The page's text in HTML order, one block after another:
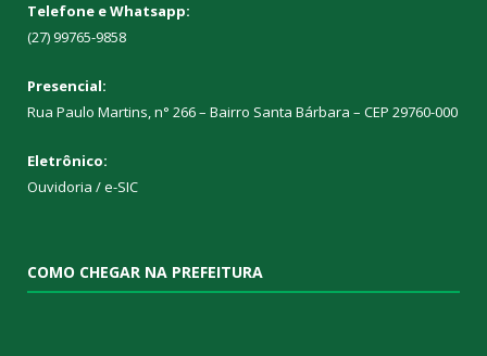
Telefone e Whatsapp:
(27) 99765-9858
Presencial:
Rua Paulo Martins, n° 266 – Bairro Santa Bárbara – CEP 29760-000
Eletrônico:
Ouvidoria /e-SIC
COMO CHEGAR NA PREFEITURA